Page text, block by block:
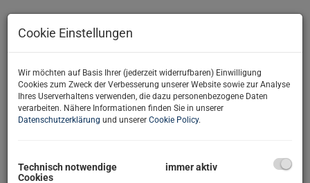
Bereit für den nächsten
Karriereschritt in der
Immobilienbranche?
Die letzten Jahre haben gezeigt:Flexibilität, Digitalisierung
und persönliche Näheschließen sich nicht aus – im Gegenteil.
arbeiten effizient, ortsunabhängig und lösungsorientiert. Auch
Cookie Einstellungen
Wir möchten auf Basis Ihrer (jederzeit widerrufbaren) Einwilligung
Cookies zum Zweck der Verbesserung unserer Website sowie zur Analyse
Ihres Userverhaltens verwenden, die dazu personenbezogene Daten
verarbeiten. Nähere Informationen finden Sie in unserer
Datenschutzerklärung und unserer Cookie Policy.
Technisch notwendige
Cookies
immer aktiv